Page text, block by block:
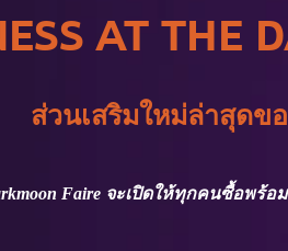
AT THE
ส่วนเสริมใหม่ล่าสุดข
Faire จะเปิดให้ทุกคนซื้อพ